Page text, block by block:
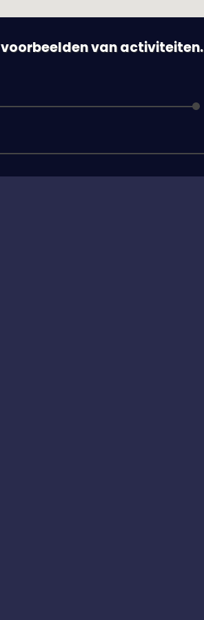
van activiteiten.